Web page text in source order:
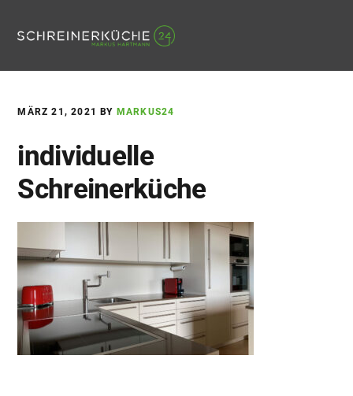
navigation
content
sidebar
MÄRZ 21, 2021 BY MARKUS24
individuelle
Schreinerküche